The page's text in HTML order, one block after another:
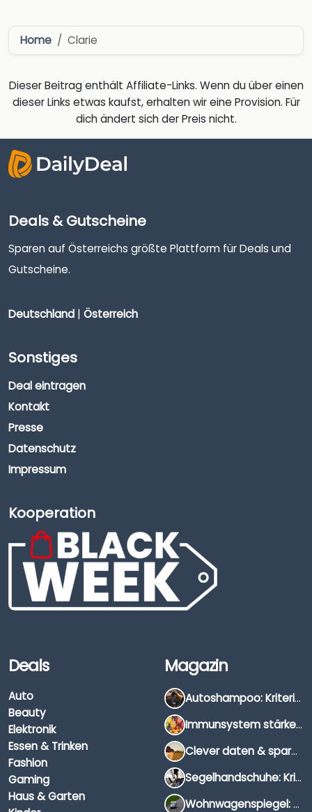
Home Clarie
Dieser Beitrag enthält Affiliate-Links. Wenn du über einen
dieser Links etwas kaufst, erhalten wir eine Provision. Für
dich ändert sich der Preis nicht.
Deals & Gutscheine
Sparen auf Österreichs größte Plattform für Deals und
Gutscheine.
Deutschland | Österreich
Sonstiges
Deal eintragen
Kontakt
Presse
Datenschutz
Impressum
Kooperation
Deals
Auto
Beauty
Elektronik
Essen & Trinken
Fashion
Gaming
Haus & Garten
Magazin
Autoshampoo: Kriterien, Unterschiede & Anwendung
Immunsystem stärken: Hausmittel, Vitamine & Wissenswertes
Clever daten & sparen: So findest du die besten Deals für Dates und Unternehmungen
Segelhandschuhe: Kriterien, Materialien & Tipps
Wohnwagenspiegel: Auswahl, Preise & Montage